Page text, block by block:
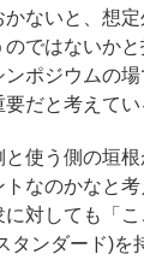
ないと、想
ではないか
ポジウムの
だと考えてい
使う側の垣根
なのかなと
対しても「
タンダード)を